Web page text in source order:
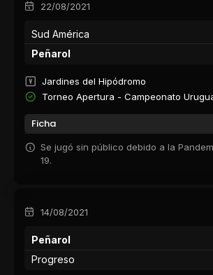
22/08/2021
Sud América
Peñarol
Jardines del Hipódromo
Torneo Apertura - Campeonato
Ficha
Se jugó sin público debido a la
19.
14/08/2021
Peñarol
Progreso